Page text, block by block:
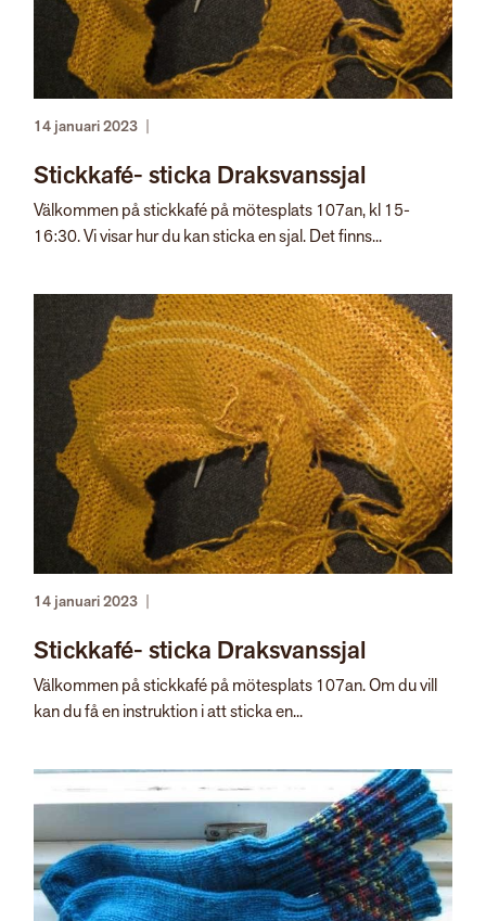
14 januari 2023 |
Stickkafé- sticka Draksvanssjal
Välkommen på stickkafé på mötesplats 107an, kl 15-
16:30. Vi visar hur du kan sticka en sjal. Det finns...
14 januari 2023 |
Stickkafé- sticka Draksvanssjal
Välkommen på stickkafé på mötesplats 107an. Om du vill
kan du få en instruktion i att sticka en...